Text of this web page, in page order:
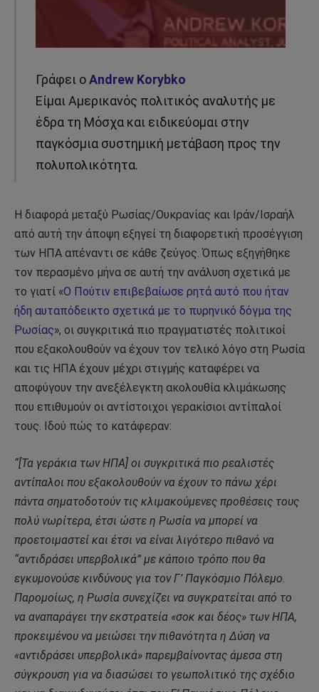
Γράφει οAndrew Korybko
Είμαι Αμερικανός πολιτικός αναλυτής με
έδρα τη Μόσχα και ειδικεύομαι στην
παγκόσμια συστημική μετάβαση προς την
πολυπολικότητα.
Η διαφορά μεταξύ Ρωσίας/Ουκρανίας και Ιράν/Ισραήλ
από αυτή την άποψη εξηγεί τη διαφορετική προσέγγιση
των ΗΠΑ απέναντι σε κάθε ζεύγος. Όπως εξηγήθηκε
τον περασμένο μήνα σε αυτή την ανάλυση σχετικά με
το γιατί «Ο Πούτιν επιβεβαίωσε ρητά αυτό που ήταν
ήδη αυταπόδεικτο σχετικά με το πυρηνικό δόγμα της
Ρωσίας», οι συγκριτικά πιο πραγματιστές πολιτικοί
που εξακολουθούν να έχουν τον τελικό λόγο στη Ρωσία
και τις ΗΠΑ έχουν μέχρι στιγμής καταφέρει να
αποφύγουν την ανεξέλεγκτη ακολουθία κλιμάκωσης
που επιθυμούν οι αντίστοιχοι γερακίσιοι αντίπαλοί
τους. Ιδού πώς το κατάφεραν:
“[Τα γεράκια των ΗΠΑ] οι συγκριτικά πιο ρεαλιστές
αντίπαλοι που εξακολουθούν να έχουν το πάνω χέρι
πάντα σηματοδοτούν τις κλιμακούμενες προθέσεις τους
πολύ νωρίτερα, έτσι ώστε η Ρωσία να μπορεί να
προετοιμαστεί και έτσι να είναι λιγότερο πιθανό να
“αντιδράσει υπερβολικά” με κάποιο τρόπο που θα
εγκυμονούσε κινδύνους για τον Γ’ Παγκόσμιο Πόλεμο.
Παρομοίως, η Ρωσία συνεχίζει να συγκρατείται από το
να αναπαράγει την εκστρατεία «σοκ και δέος» των ΗΠΑ,
προκειμένου να μειώσει την πιθανότητα η Δύση να
«αντιδράσει υπερβολικά» παρεμβαίνοντας άμεσα στη
σύγκρουση για να διασώσει το γεωπολιτικό της σχέδιο